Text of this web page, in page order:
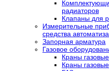
радиаторов
Клапаны для
Измерительные
средства
Запорная арматура
Газовое
Краны
Краны